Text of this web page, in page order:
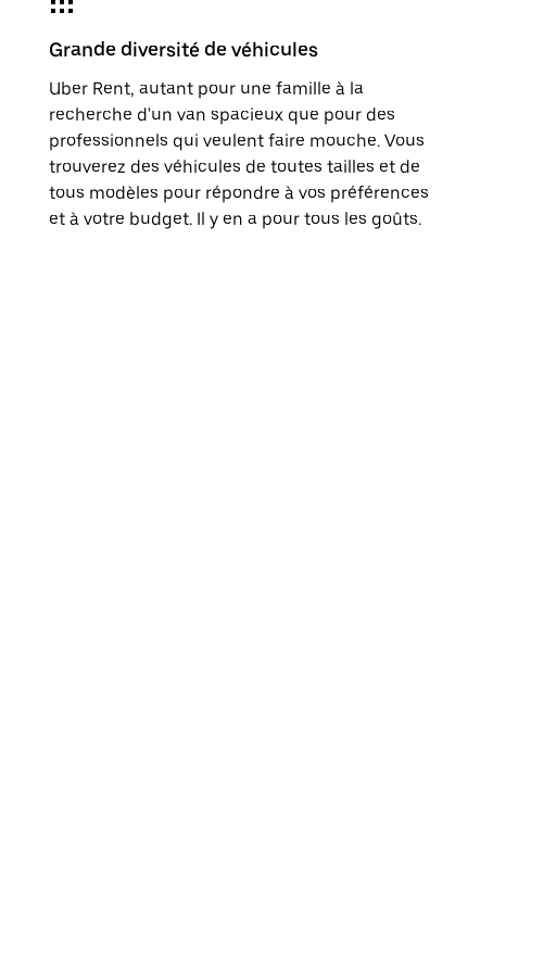
Grande diversité de véhicules
Uber Rent, autant pour une famille à la
recherche d'un van spacieux que pour des
professionnels qui veulent faire mouche. Vous
trouverez des véhicules de toutes tailles et de
tous modèles pour répondre à vos préférences
et à votre budget. Il y en a pour tous les goûts.